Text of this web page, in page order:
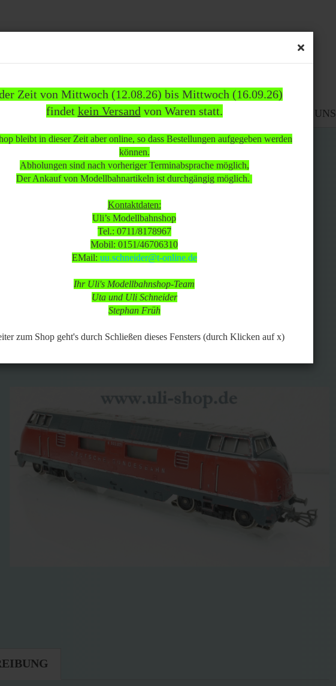
Zeit von Mittwoch (12.08.26) bis Mittwoch (16.09.26)
findet kein Versand von Waren statt.
bleibt in dieser Zeit aber online, so dass Bestellungen aufgegeben werden
können.
Abholungen sind nach vorheriger Terminabsprache möglich,
Der Ankauf von Modellbahnartikeln ist durchgängig möglich.
Kontaktdaten:
Uli’s Modellbahnshop
Tel.: 0711/8178967
Mobil: 0151/46706310
EMail: uu.schneider@t-online.de
Ihr Uli's Modellbahnshop-Team
Uta und Uli Schneider
Stephan Früh
zum Shop geht's durch Schließen dieses Fensters (durch Klicken auf x)
INFOS KUNDEN ÜBER UNS
WEITERE
» »
Br. V 200 027 der DB voll funktionsfähig bespielt Wechselstrom analog
(12.08.26) bis Mittwoch (16.09.26)
dieser Zeit aber online, so dass Bestellungen aufgegeben werden können.
nach vorheriger Terminabsprache möglich,
Modellbahnartikeln ist durchgängig möglich.
weiter » Letzter »